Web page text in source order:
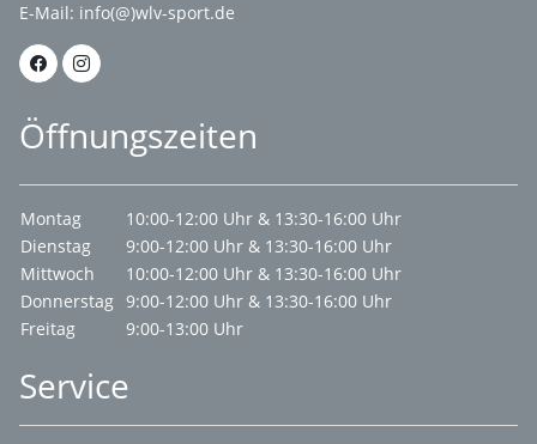
E-Mail: info(@)wlv-sport.de
Öffnungszeiten
Montag
10:00-12:00 Uhr & 13:30-16:00 Uhr
Dienstag
9:00-12:00 Uhr & 13:30-16:00 Uhr
Mittwoch
10:00-12:00 Uhr & 13:30-16:00 Uhr
Donnerstag 9:00-12:00 Uhr & 13:30-16:00 Uhr
Freitag
9:00-13:00 Uhr
Service